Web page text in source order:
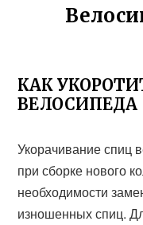
КАК
ВЕЛОСИПЕДА
Укорачивание спиц
при сборке нового
необходимости
изношенных спиц.